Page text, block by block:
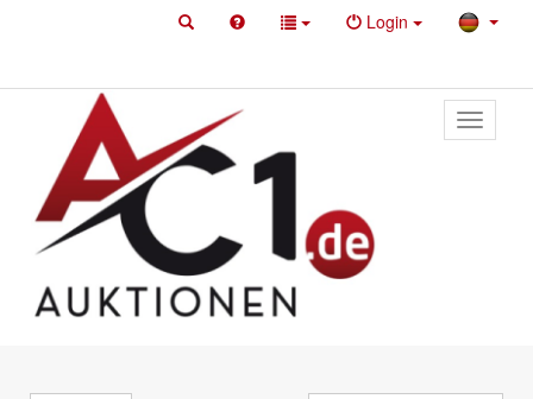
Login
Toggle
primary